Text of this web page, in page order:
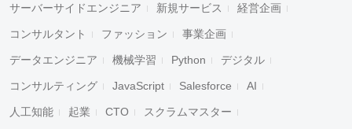
サーバーサイドエンジニア 新規サービス 経営企画
コンサルタント ファッション 事業企画
データエンジニア 機械学習 Python デジタル
コンサルティング JavaScript Salesforce AI
人工知能 起業 CTO スクラムマスター